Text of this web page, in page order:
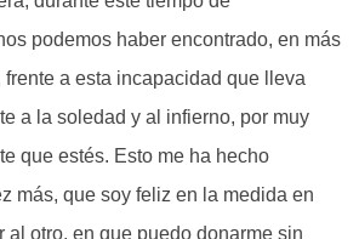
podemos haber encontrado, en más
a esta incapacidad que lleva
a la soledad y al infierno, por muy
que estés. Esto me ha hecho
más, que soy feliz en la medida en
al otro, en que puedo donarme sin